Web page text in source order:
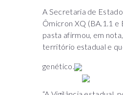
A Secretaria de
Ômicron XQ (BA.1.1 e
pasta afirmou, em
território estadual e
genético.